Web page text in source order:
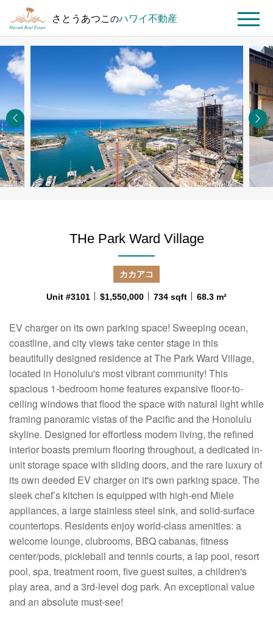
さとうあつこのハワイ不動産 MENU
ト
ッ
プ
ー
ジ
ハ
不
動
産
を
探
THe
Village
#3101
THe Park Ward Village
カカアコ
Unit #3101 $1,550,000 734 sqft 68.3 m²
EV charger on its own parking space! Sweeping ocean,
coastline, and city views take center stage in this
beautifully designed residence at The Park Ward Village,
located in Honolulu's most vibrant community! This
spacious 1-bedroom home features expansive floor-to-
ceiling windows that flood the space with natural light while
framing panoramic vistas of the Pacific and the Honolulu
skyline. Designed for effortless modern living, the refined
interior boasts premium flooring throughout, a dedicated in-
unit storage space with sliding doors, and the rare luxury of
its own deeded EV charger on it's own parking space. The
sleek chef’s kitchen is equipped with high-end Miele
appliances, a large stainless steel sink, and solid-surface
countertops. Residents enjoy world-class amenities: a
welcome lounge, clubrooms, BBQ cabanas, fitness
center/pods, pickleball and tennis courts, a lap pool, resort
pool, spa, treatment room, five guest suites, a children's
play area, and a 3rd-level dog park. An exceptional value
and an absolute must-see!